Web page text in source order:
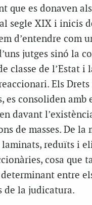
que es donaven
segle XIX i inicis
d’entendre com
jutges sinó la
classe de l’Estat i
Els Drets
es consoliden amb
davant
de masses. De la
laminats, reduïts i
cosa que
entre
de la judicatura.